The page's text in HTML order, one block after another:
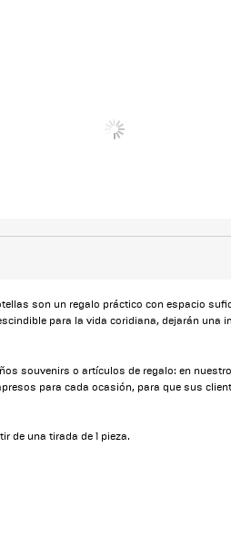
son un regalo práctico con espacio
para la vida coridiana, dejarán una
souvenirs o artículos de regalo: en
para cada ocasión, para que sus
de una tirada de 1 pieza.